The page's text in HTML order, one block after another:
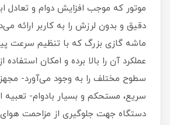
موتور که موجب افزایش دوام و تعادل
دقیق و بدون لرزش را به کاربر ارائه
ماشه گازی بزرگ که با تنظیم سرعت
عملکرد آن را بالا برده و امکان استفاده از
سطوح مختلف را به وجود می‌آورد- مجهز
سریع، مستحکم و بسیار بادوام- تعبیه
دستگاه جهت جلوگیری از مزاحمت